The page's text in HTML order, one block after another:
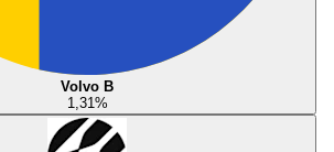
Volvo B
1,31%